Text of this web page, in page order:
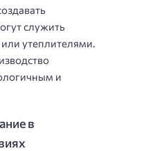
служить
утеплителями.
и
в